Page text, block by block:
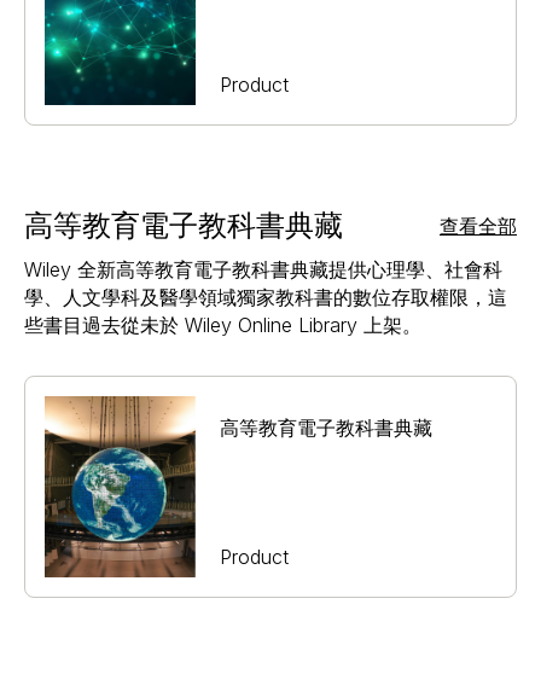
Product
高等教育電子教科書典藏
查看全部
Wiley 全新高等教育電子教科書典藏提供心理學、社會科
學、人文學科及醫學領域獨家教科書的數位存取權限，這
些書目過去從未於 Wiley Online Library 上架。
高等教育電子教科書典藏
Product